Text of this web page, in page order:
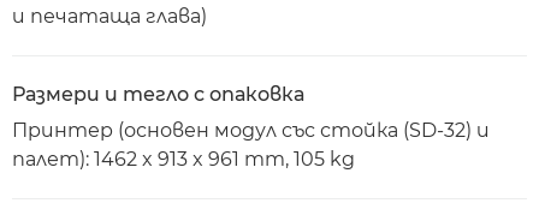
и печатаща глава)
Размери и тегло с опаковка
Принтер (основен модул със стойка (SD-32) и
палет): 1462 x 913 x 961 mm, 105 kg